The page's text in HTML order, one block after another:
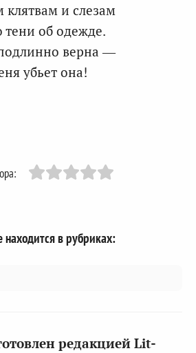
и слезам
тени об одежде.
верна —
убьет она!
в рубриках:
редакцией Lit-